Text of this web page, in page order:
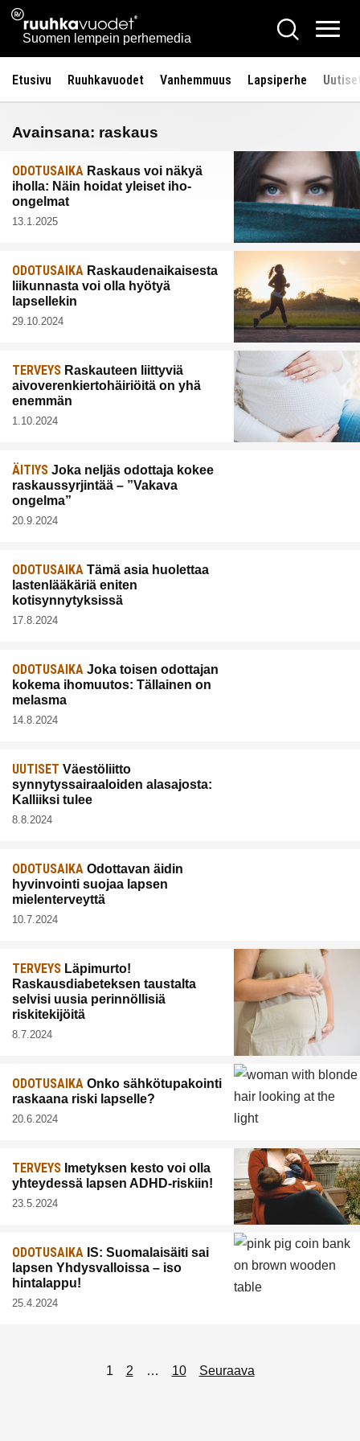
Siirry
sisältöön
Ruuhkavuodet.fi
Suomen lempein perhemedia
Hae
Etusivu Ruuhkavuodet Vanhemmuus Lapsiperhe
Avainsana: raskaus
ODOTUSAIKA Raskaus voi näkyä
iholla: Näin hoidat yleiset iho-
ongelmat
13.1.2025
ODOTUSAIKA Raskaudenaikaisesta
liikunnasta voi olla hyötyä
lapsellekin
29.10.2024
TERVEYS Raskauteen liittyviä
aivoverenkiertohäiriöitä on yhä
enemmän
1.10.2024
ÄITIYS Joka neljäs odottaja kokee
raskaussyrjintää – ”Vakava
ongelma”
20.9.2024
ODOTUSAIKA Tämä asia huolettaa
lastenlääkäriä eniten
kotisynnytyksissä
17.8.2024
ODOTUSAIKA Joka toisen odottajan
kokema ihomuutos: Tällainen on
melasma
14.8.2024
UUTISET Väestöliitto
synnytyssairaaloiden alasajosta:
Kalliiksi tulee
8.8.2024
ODOTUSAIKA Odottavan äidin
hyvinvointi suojaa lapsen
mielenterveyttä
10.7.2024
TERVEYS Läpimurto!
Raskausdiabeteksen taustalta
selvisi uusia perinnöllisiä
riskitekijöitä
8.7.2024
ODOTUSAIKA Onko sähkötupakointi
raskaana riski lapselle?
20.6.2024
TERVEYS Imetyksen kesto voi olla
yhteydessä lapsen ADHD-riskiin!
23.5.2024
ODOTUSAIKA IS: Suomalaisäiti sai
lapsen Yhdysvalloissa – iso
hintalappu!
25.4.2024
1 2 … 10 Seuraava